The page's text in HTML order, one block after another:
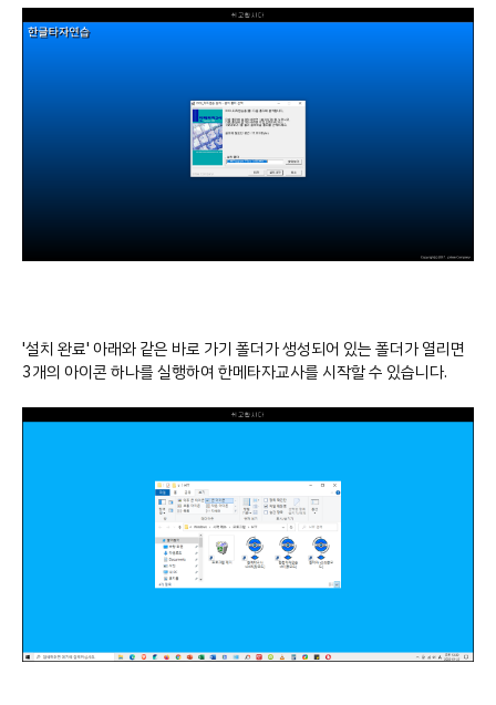
'설치 완료' 아래와 같은 바로 가기 폴더가 생성되어 있는 폴더가 열리면
3개의 아이콘 하나를 실행하여 한메타자교사를 시작할 수 있습니다.